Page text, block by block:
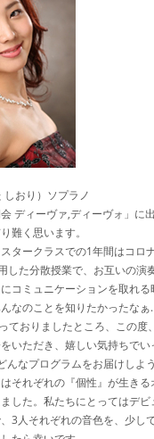
しおり）ソプラノ
ディーヴァ,ディーヴォ」に
難く思います。
タークラスでの1年間はコロ
した分散授業で、お互いの演
コミュニケーションを取れ
なのことを知りたかったな
ておりましたところ、この度
いただき、嬉しい気持ちでい
んなプログラムをお届けしよ
それぞれの『個性』が生き
した。私たちにとってはデビ
3人それぞれの音色を、少し